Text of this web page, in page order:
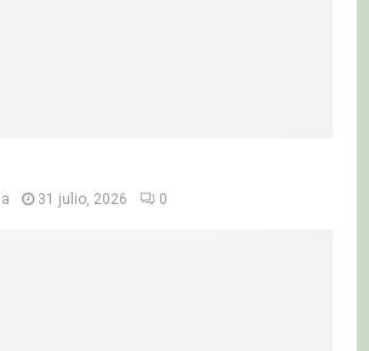
31 julio, 2026 0